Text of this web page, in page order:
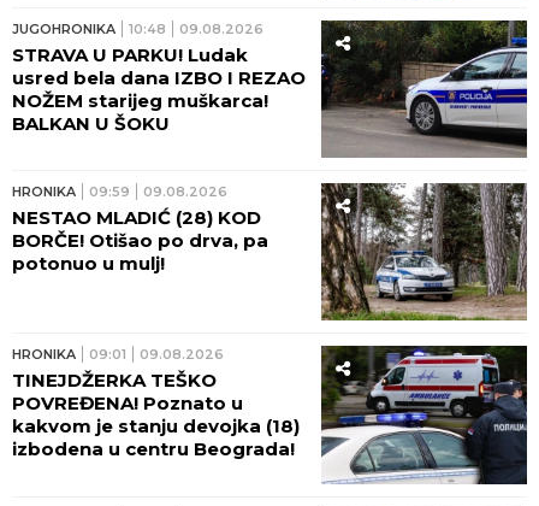
JUGOHRONIKA 10:48 09.08.2026
STRAVA U PARKU! Ludak
usred bela dana IZBO I REZAO
NOŽEM starijeg muškarca!
BALKAN U ŠOKU
HRONIKA 09:59 09.08.2026
NESTAO MLADIĆ (28) KOD
BORČE! Otišao po drva, pa
potonuo u mulj!
HRONIKA 09:01 09.08.2026
TINEJDŽERKA TEŠKO
POVREĐENA! Poznato u
kakvom je stanju devojka (18)
izbodena u centru Beograda!